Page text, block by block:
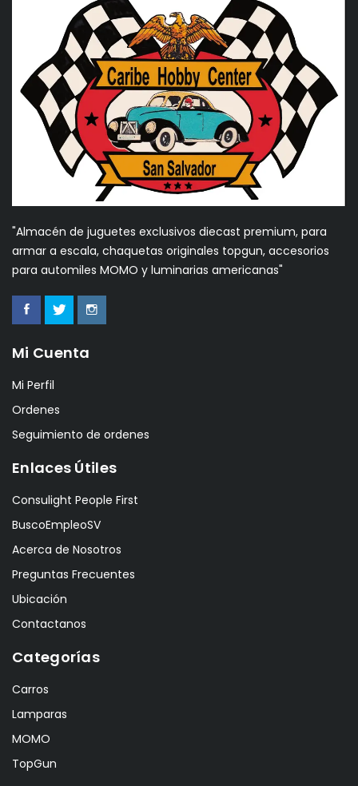
"Almacén de juguetes exclusivos diecast premium, para
armar a escala, chaquetas originales topgun, accesorios
para automiles MOMO y luminarias americanas"
Mi Cuenta
Mi Perfil
Ordenes
Seguimiento de ordenes
Enlaces Útiles
Consulight People First
BuscoEmpleoSV
Acerca de Nosotros
Preguntas Frecuentes
Ubicación
Contactanos
Categorías
Carros
Lamparas
MOMO
TopGun